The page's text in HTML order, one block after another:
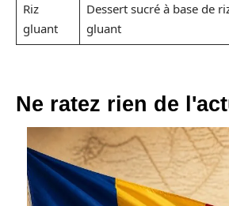
Riz
gluant
Dessert sucré à base de
gluant
Ne ratez rien de